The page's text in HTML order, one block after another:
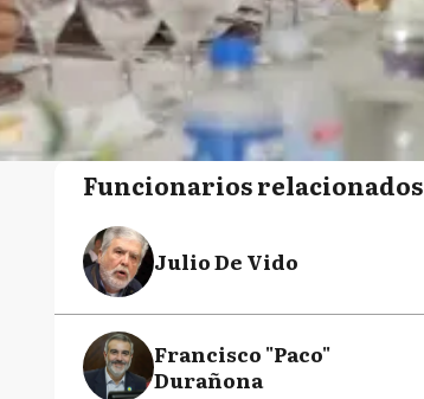
Funcionarios relacionados
Julio De Vido
Francisco "Paco"
Durañona